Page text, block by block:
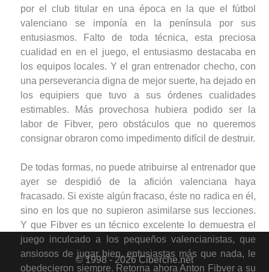
por el club titular en una época en la que el fútbol
valenciano se imponía en la península por sus
entusiasmos. Falto de toda técnica, esta preciosa
cualidad en en el juego, el entusiasmo destacaba en
los equipos locales. Y el gran entrenador checho, con
una perseverancia digna de mejor suerte, ha dejado en
los equipiers que tuvo a sus órdenes cualidades
estimables. Más provechosa hubiera podido ser la
labor de Fibver, pero obstáculos que no queremos
consignar obraron como impedimento difícil de destruir.
De todas formas, no puede atribuirse al entrenador que
ayer se despidió de la afición valenciana haya
fracasado. Si existe algún fracaso, éste no radica en él,
sino en los que no supieron asimilarse sus lecciones.
Y que Fibver es un técnico excelente lo demuestra el
juego inculcado a los pequeños valencianistas, que
ansiosos de jugar bien, entusiastas más que nada, le
obedecieron siempre. Retorna ahora Anton Fibver a su
© 1998 - 2026 Ciberche.net